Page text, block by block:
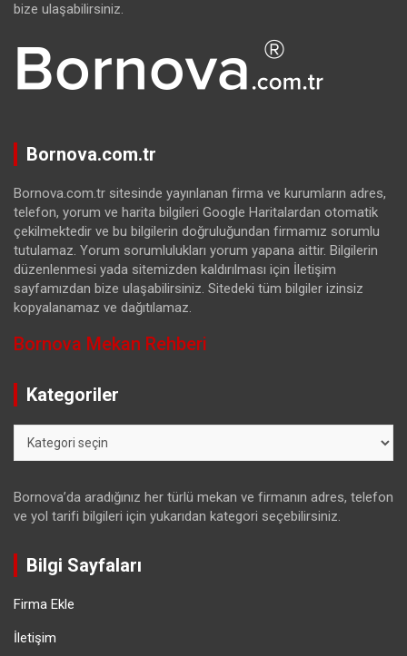
bize ulaşabilirsiniz.
Bornova.com.tr
Bornova.com.tr sitesinde yayınlanan firma ve kurumların adres,
telefon, yorum ve harita bilgileri Google Haritalardan otomatik
çekilmektedir ve bu bilgilerin doğruluğundan firmamız sorumlu
tutulamaz. Yorum sorumlulukları yorum yapana aittir. Bilgilerin
düzenlenmesi yada sitemizden kaldırılması için İletişim
sayfamızdan bize ulaşabilirsiniz. Sitedeki tüm bilgiler izinsiz
kopyalanamaz ve dağıtılamaz.
Bornova Mekan Rehberi
Kategoriler
Bornova’da aradığınız her türlü mekan ve firmanın adres, telefon
ve yol tarifi bilgileri için yukarıdan kategori seçebilirsiniz.
Bilgi Sayfaları
Firma Ekle
İletişim